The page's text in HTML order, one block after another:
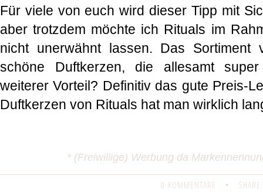
Für viele von euch wird dieser Tipp mit
aber trotzdem möchte ich Rituals im
nicht unerwähnt lassen. Das Sortiment
schöne Duftkerzen, die allesamt
weiterer Vorteil? Definitiv das gute Preis-
Duftkerzen von Rituals hat man wirklich
* (Freiwillige) Werbung da
0 KOMMENTARE • SHARE: